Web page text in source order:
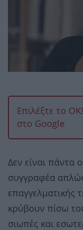
Επιλέξτε το
στο Google
Δεν είναι πάντα
συγγραφέα
επαγγελματικής
κρύβουν πίσω
σιωπές και